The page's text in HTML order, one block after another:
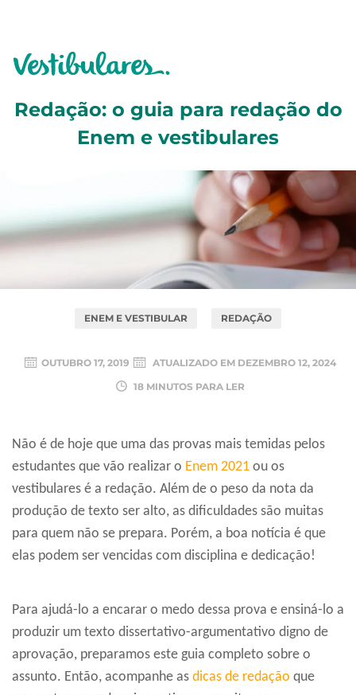
Redação: o guia para redação do
Enem e vestibulares
ENEM E VESTIBULAR REDAÇÃO
OUTUBRO 17, 2019 ATUALIZADO EM DEZEMBRO 12, 2024
18 MINUTOS PARA LER
Não é de hoje que uma das provas mais temidas pelos
estudantes que vão realizar o Enem 2021 ou os
vestibulares é a redação. Além de o peso da nota da
produção de texto ser alto, as dificuldades são muitas
para quem não se prepara. Porém, a boa notícia é que
elas podem ser vencidas com disciplina e dedicação!
Para ajudá-lo a encarar o medo dessa prova e ensiná-lo a
produzir um texto dissertativo-argumentativo digno de
aprovação, preparamos este guia completo sobre o
assunto. Então, acompanhe as dicas de redação que